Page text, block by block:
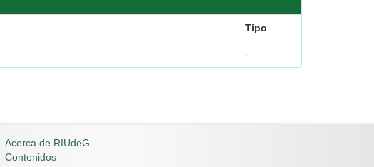
Tipo
-
Acerca de RIUdeG
Contenidos